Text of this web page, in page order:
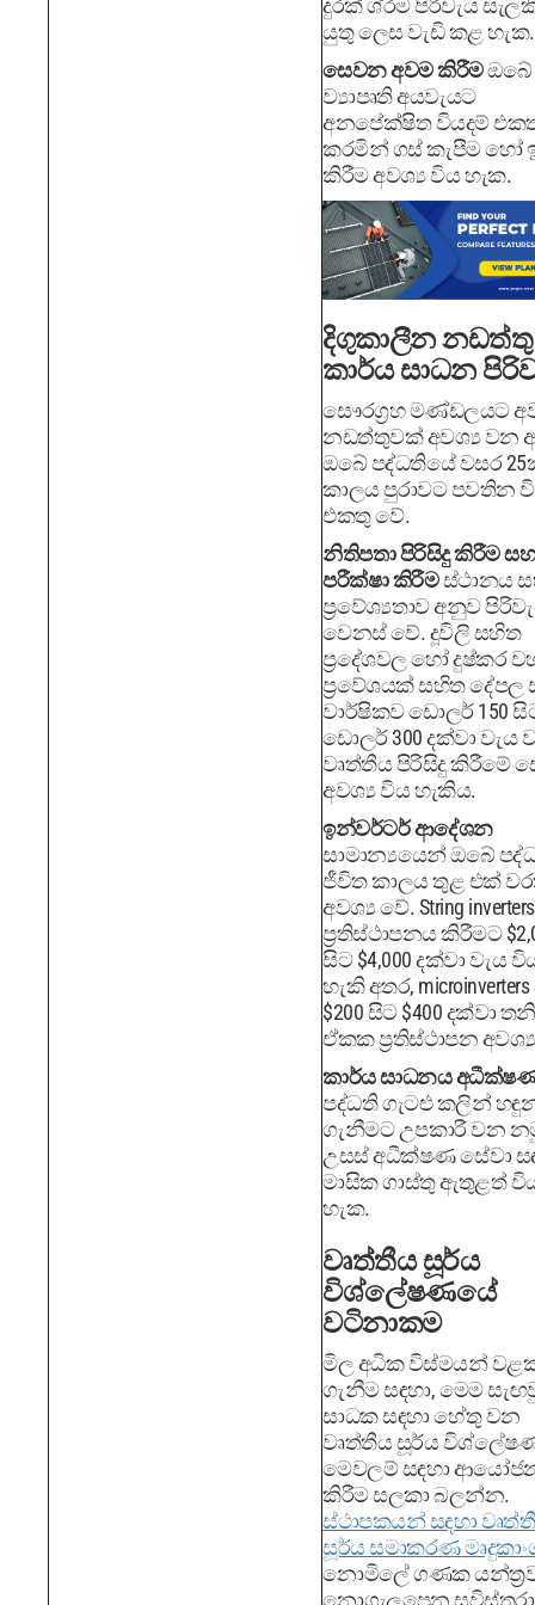
යුතු ලෙස වැඩි කළ හැක.
සෙවන අවම කිරීමඔබේ
ව්‍යාපෘති අයවැයට
අනපේක්ෂිත වියදම්
කරමින් ගස් කැපීම හෝ
කිරීම අවශ්‍ය විය හැක.
දිගුකාලීන
කාර්ය සාධන
සෞරග්‍රහ මණ්ඩලයට
නඩත්තුවක් අවශ්‍ය වන
ඔබේ පද්ධතියේ වසර
කාලය පුරාවට පවතින
එකතු වේ.
නිතිපතා පිරිසිදු කිරීම සහ
පරීක්ෂා කිරීමස්ථානය
ප්‍රවේශ්‍යතාව අනුව
වෙනස් වේ. දූවිලි සහිත
ප්‍රදේශවල හෝ දුෂ්කර
ප්‍රවේශයක් සහිත දේපල
වාර්ෂිකව ඩොලර් 150
ඩොලර් 300 දක්වා වැය
වෘත්තීය පිරිසිදු කිරීමේ
අවශ්‍ය විය හැකිය.
ඉන්වර්ටර් ආදේශන
සාමාන්‍යයෙන් ඔබේ
ජීවිත කාලය තුළ එක්
අවශ්‍ය වේ. String inverters
ප්‍රතිස්ථාපනය කිරීමට
සිට $4,000 දක්වා වැය
හැකි අතර,
$200 සිට $400 දක්වා තනි
ඒකක ප්‍රතිස්ථාපන
කාර්ය සාධනය
පද්ධති ගැටළු කලින්
ගැනීමට උපකාරී වන
උසස් අධීක්ෂණ සේවා
මාසික ගාස්තු ඇතුළත්
හැක.
වෘත්තීය සූර්ය
විශ්ලේෂණයේ
වටිනාකම
මිල අධික විස්මයන්
ගැනීම සඳහා, මෙම
සාධක සඳහා හේතු වන
වෘත්තීය සූර්ය
මෙවලම් සඳහා
කිරීම සලකා බලන්න.
ස්ථාපකයන් සඳහා
සූර්ය සමාකරණ
නොමිලේ ගණක
නොගැලපෙන